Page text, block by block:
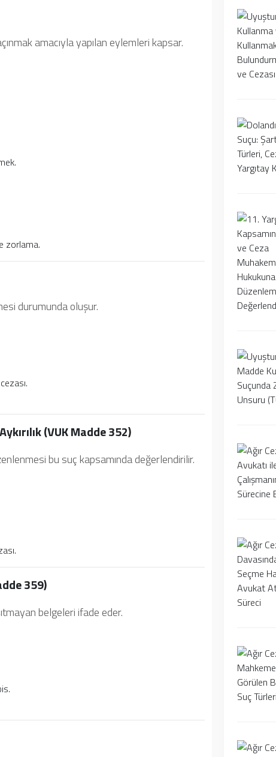
amacıyla yapılan eylemleri kapsar.
zorlama.
durumunda oluşur.
(VUK Madde 352)
bu suç kapsamında değerlendirilir.
359)
belgeleri ifade eder.